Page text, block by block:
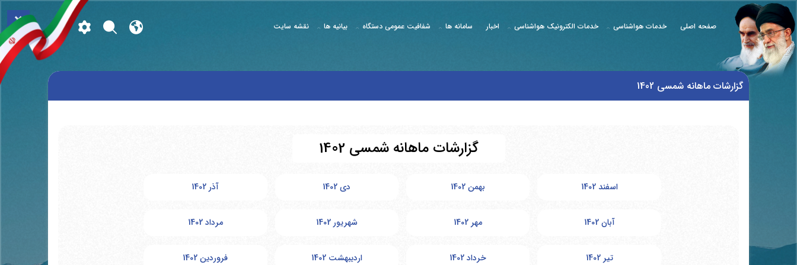
× صفحه اصلی خدمات هواشناسی خدمات الکترونیک هواشناسی اخبار سامانه ها شفافیت عمومی دستگاه بیانیه ها نقشه سایت
گزارشات ماهانه شمسی 1402
گزارشات ماهانه شمسی 1402
اسفند 1402 بهمن 1402 دی 1402 آذر 1402
آبان 1402 مهر 1402 شهریور 1402 مرداد 1402
تیر 1402 خرداد 1402 اردیبهشت 1402 فروردین 1402